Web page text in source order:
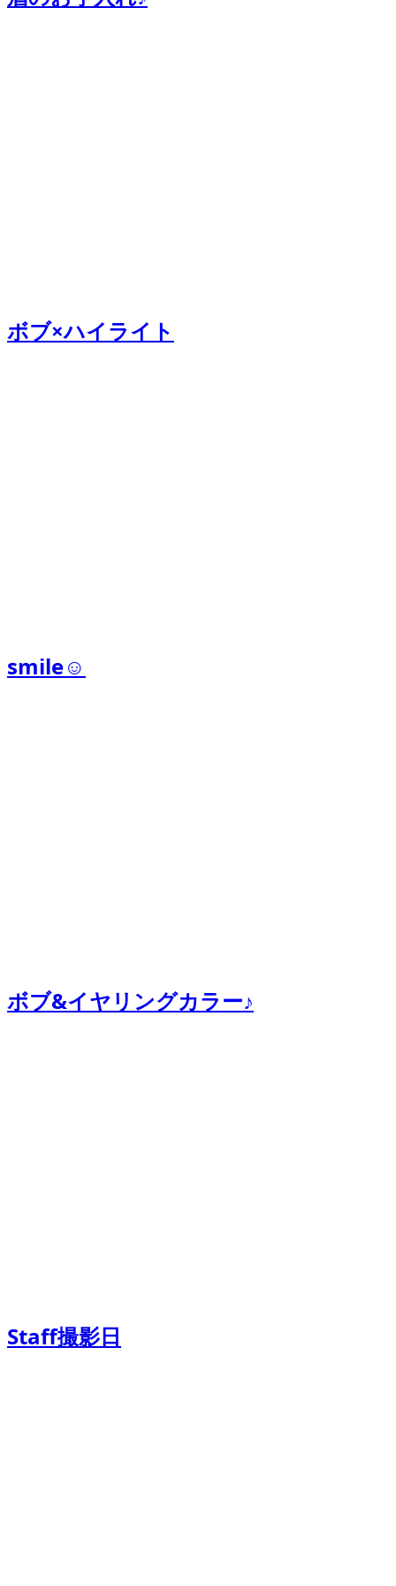
ボブ×ハイライト
smile☺
ボブ&イヤリングカラー♪
Staff撮影日